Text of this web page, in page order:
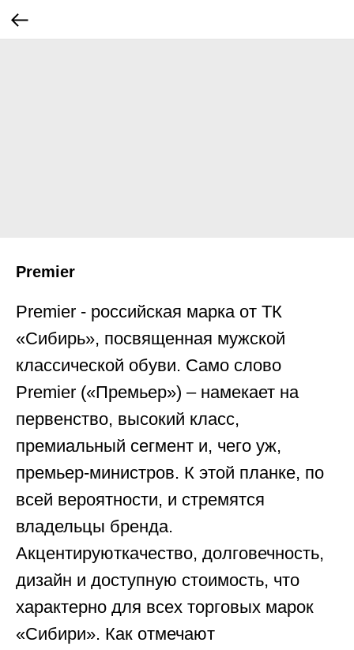
Premier
Premier - российская марка от ТК
«Сибирь», посвященная мужской
классической обуви. Само слово
Premier («Премьер») – намекает на
первенство, высокий класс,
премиальный сегмент и, чего уж,
премьер-министров. К этой планке, по
всей вероятности, и стремятся
владельцы бренда.
Акцентируюткачество, долговечность,
дизайн и доступную стоимость, что
характерно для всех торговых марок
«Сибири». Как отмечают